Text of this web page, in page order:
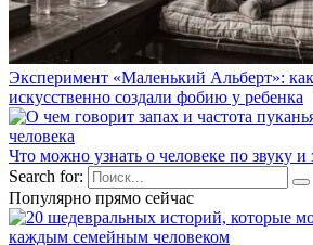
Эксперимент «Маленький Альберт»:
искусственно создали фобию у ребенка
Что можно узнать о человеке по звуку и
Search for:
Популярно прямо сейчас